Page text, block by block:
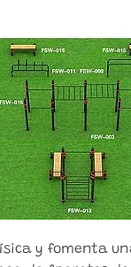
y fomenta